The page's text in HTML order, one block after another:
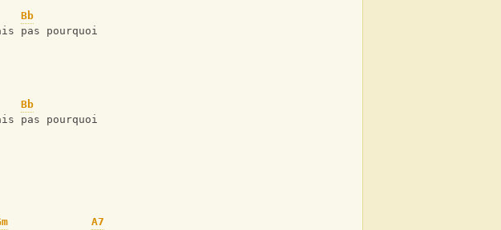
Bb
pas pourquoi
Bb
pas pourquoi
A7